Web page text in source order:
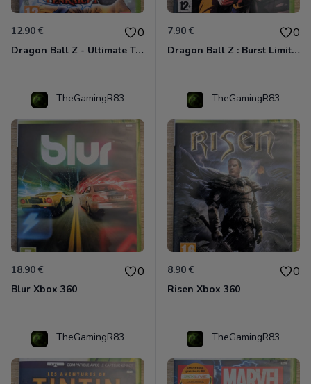
12.90 € 0
Dragon Ball Z - Ultimate Tenkaichi Xbox 360
7.90 € 0
Dragon Ball Z : Burst Limit Xbox 360
TheGamingR83
18.90 € 0
Blur Xbox 360
TheGamingR83
8.90 € 0
Risen Xbox 360
TheGamingR83 TheGamingR83